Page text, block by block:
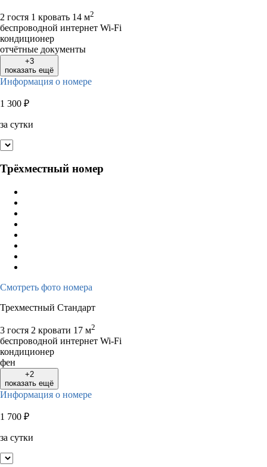
2 гостя 1 кровать 14 м2
беспроводной интернет Wi-Fi
кондиционер
отчётные документы
+3
показать ещё
Информация о номере
1 300 ₽
за сутки
Трёхместный номер
Смотреть фото номера
Трехместный Стандарт
3 гостя 2 кровати 17 м2
беспроводной интернет Wi-Fi
кондиционер
фен
+2
показать ещё
Информация о номере
1 700 ₽
за сутки